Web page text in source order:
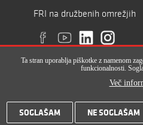
FRI na družbenih omrežjih
Vse pravice pridržane © Fakulteta za
2820-2961), 2017-2022
Ta stran uporablja piškotke z namenom
funkcionalnosti.
Več
SOGLAŠAM NE SOGLAŠAM